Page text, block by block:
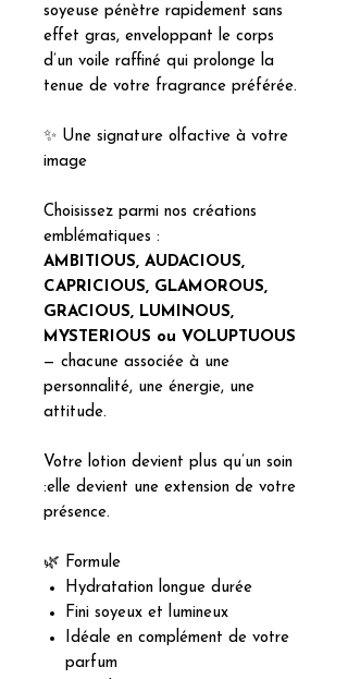
soyeuse pénètre rapidement sans
effet gras, enveloppant le corps
d’un voile raffiné qui prolonge la
tenue de votre fragrance préférée.
✨ Une signature olfactive à votre
image
Choisissez parmi nos créations
emblématiques :
AMBITIOUS, AUDACIOUS,
CAPRICIOUS, GLAMOROUS,
GRACIOUS, LUMINOUS,
MYSTERIOUS ou VOLUPTUOUS
— chacune associée à une
personnalité, une énergie, une
attitude.
Votre lotion devient plus qu’un soin
:elle devient une extension de votre
présence.
🌿 Formule
Hydratation longue durée
Fini soyeux et lumineux
Idéale en complément de votre
parfum